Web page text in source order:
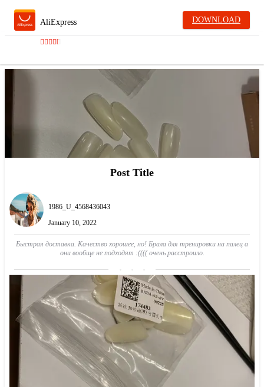
AliExpress DOWNLOAD
Post Title
1986_U_4568436043
January 10, 2022
Быстрая доставка. Качество хорошее, но! Брала для тренировки на палец а
они вообще не подходят :(((( очень расстроило.